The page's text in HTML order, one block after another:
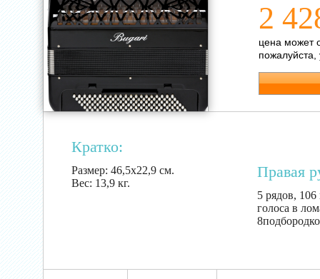
2
цена может
пожалуйста,
Кратко:
Размер: 46,5х22,9 см.
Вес: 13,9 кг.
Правая
5 рядов,
голоса в